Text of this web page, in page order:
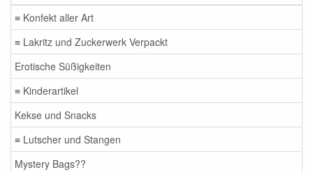
≡ Konfekt aller Art
≡ Lakritz und Zuckerwerk Verpackt
Erotische Süßigkeiten
≡ Kinderartikel
Kekse und Snacks
≡ Lutscher und Stangen
Mystery Bags??